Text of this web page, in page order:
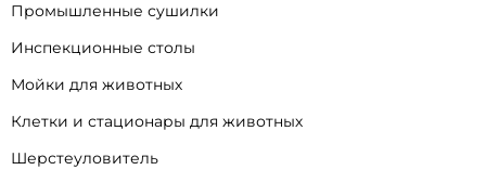
Промышленные сушилки
Инспекционные столы
Мойки для животных
Клетки и стационары для животных
Шерстеуловитель